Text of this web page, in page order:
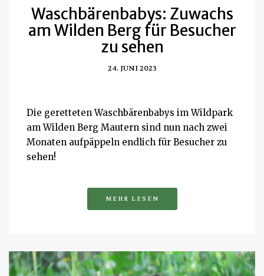
Waschbärenbabys: Zuwachs
am Wilden Berg für Besucher
zu sehen
24. JUNI 2023
Die geretteten Waschbärenbabys im Wildpark
am Wilden Berg Mautern sind nun nach zwei
Monaten aufpäppeln endlich für Besucher zu
sehen!
MEHR LESEN